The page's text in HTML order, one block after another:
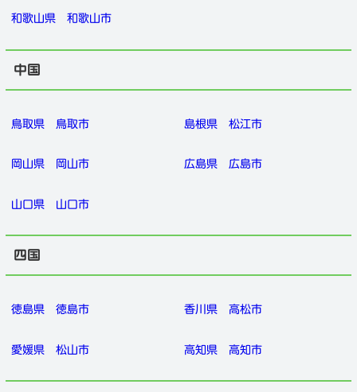
和歌山県 和歌山市
中国
鳥取県 鳥取市 島根県 松江市
岡山県 岡山市 広島県 広島市
山口県 山口市
四国
徳島県 徳島市 香川県 高松市
愛媛県 松山市 高知県 高知市